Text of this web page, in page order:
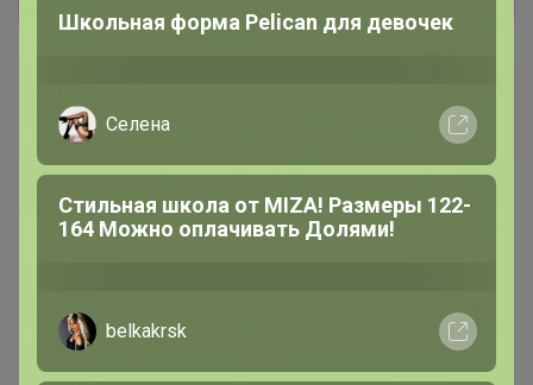
Магистр
4 марта, 2023 21:58
Мегараспродажа !! + Цены крупного
Школьная форма Pelican для девочек
Селена
Стильная школа от MIZA! Размеры 122-
164 Можно оплачивать Долями!
belkakrsk